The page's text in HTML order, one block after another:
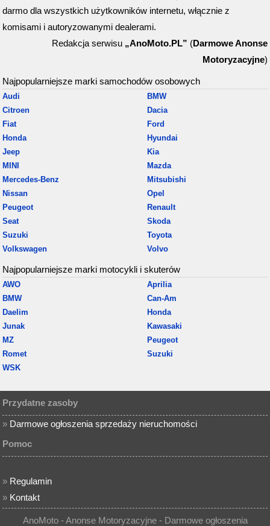
darmo dla wszystkich użytkowników internetu, włącznie z
komisami i autoryzowanymi dealerami.
Redakcja serwisu „AnoMoto.PL” (Darmowe Anonse
Motoryzacyjne)
Najpopularniejsze marki samochodów osobowych
Audi
BMW
Citroen
Dacia
Fiat
Ford
Honda
Hyundai
Jeep
Kia
MINI
Mazda
Mercedes-Benz
Mitsubishi
Nissan
Opel
Peugeot
Renault
Seat
Skoda
Suzuki
Toyota
Volkswagen
Volvo
Najpopularniejsze marki motocykli i skuterów
AWO
Aprilia
BMW
Can-Am
Daelim
Honda
Junak
Kawasaki
MZ
Peugeot
Romet
Suzuki
WSK
Przydatne zasoby
» Darmowe ogłoszenia sprzedaży nieruchomości
Pomoc
» Regulamin
» Kontakt
AnoMoto - Anonse Motoryzacyjne - Darmowe ogłoszenia